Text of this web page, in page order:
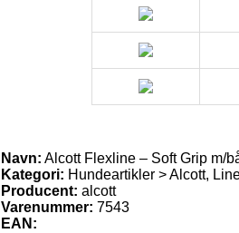
Navn: Alcott Flexline – Soft Grip m/
Kategori: Hundeartikler > Alcott,
Producent: alcott
Varenummer: 7543
EAN: